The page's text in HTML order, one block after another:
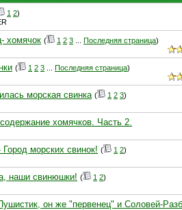
1 2)
хомячок ( 1 2 3 Последняя страница)
( 1 2 3 Последняя страница)
морская свинка ( 1 2 3)
хомячков. Часть 2.
Город морских свинок! ( 1 2)
наши свинюшки! ( 1 2)
он же "первенец" и Соловей-